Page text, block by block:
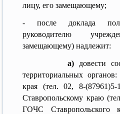
лицу, его замещающему;
- после доклада
руководителю
замещающему) надлежит:
а) довести
территориальных
края (тел. 02, 8-
Ставропольскому краю
ГОЧС